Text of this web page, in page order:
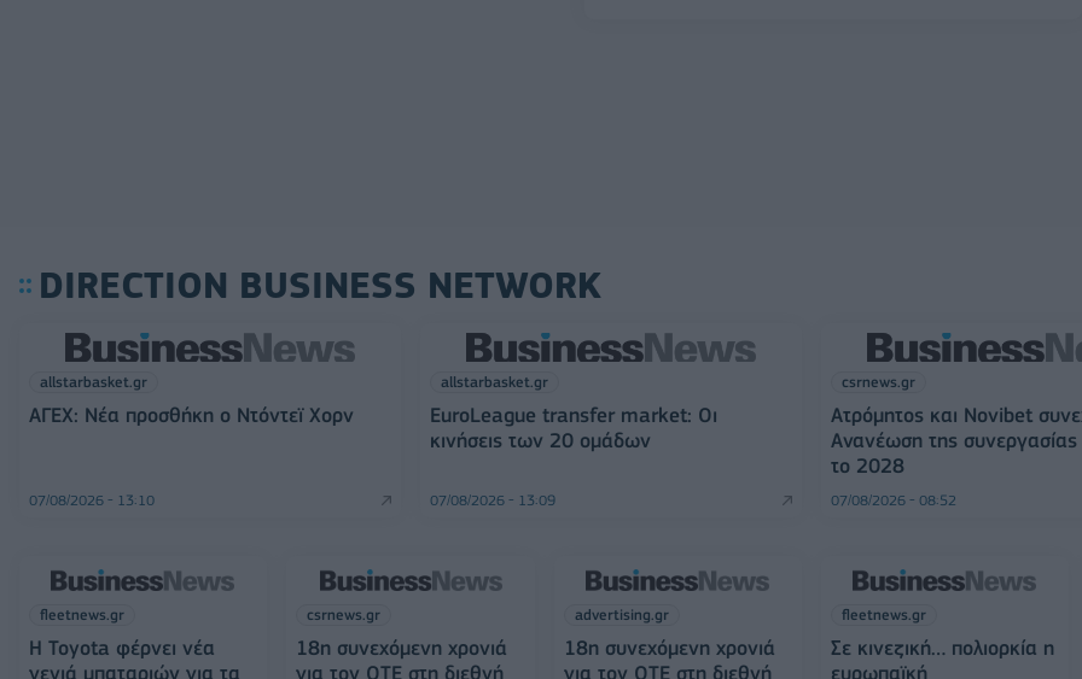
DIRECTION BUSINESS NETWORK
allstarbasket.gr
ΑΓΕΧ: Νέα προσθήκη ο Ντόντεϊ Χορν
07/08/2026 - 13:10
allstarbasket.gr
EuroLeague transfer market: Οι
κινήσεις των 20 ομάδων
07/08/2026 - 13:09
csrnews.gr
Ατρόμητος και Novibet
Ανανέωση της συνεργασίας
το 2028
07/08/2026 - 08:52
fleetnews.gr
Η Toyota φέρνει νέα
γενιά μπαταριών για τα
csrnews.gr
18η συνεχόμενη χρονιά
για τον ΟΤΕ στη διεθνή
advertising.gr
18η συνεχόμενη χρονιά
για τον ΟΤΕ στη διεθνή
fleetnews.gr
Σε κινεζική… πολιορκία η
ευρωπαϊκή